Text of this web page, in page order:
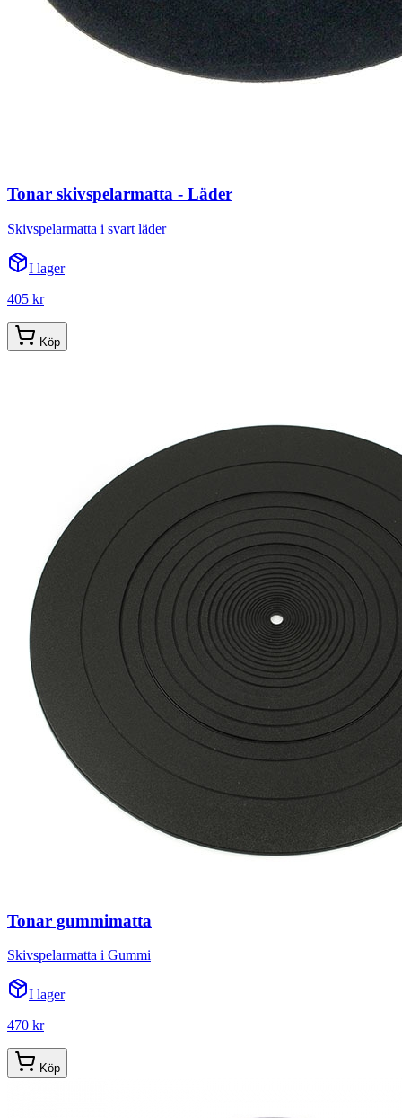
Tonar skivspelarmatta - Läder
Skivspelarmatta i svart läder
I lager
405 kr
Köp
Tonar gummimatta
Skivspelarmatta i Gummi
I lager
470 kr
Köp